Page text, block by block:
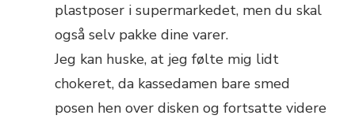
plastposer i supermarkedet, men du skal
også selv pakke dine varer.
Jeg kan huske, at jeg følte mig lidt
chokeret, da kassedamen bare smed
posen hen over disken og fortsatte videre